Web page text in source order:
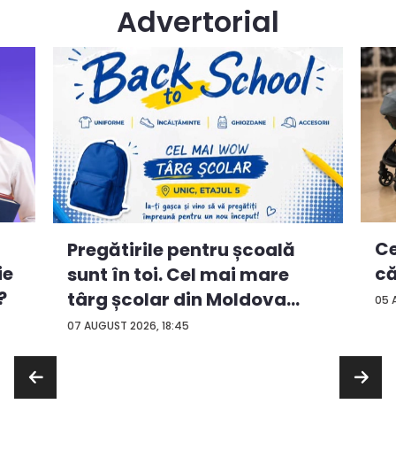
Advertorial
07 AUGUST 2026, 18:45
Pregătirile pentru școală
sunt în toi. Cel mai mare
târg școlar din Moldova
con...
05